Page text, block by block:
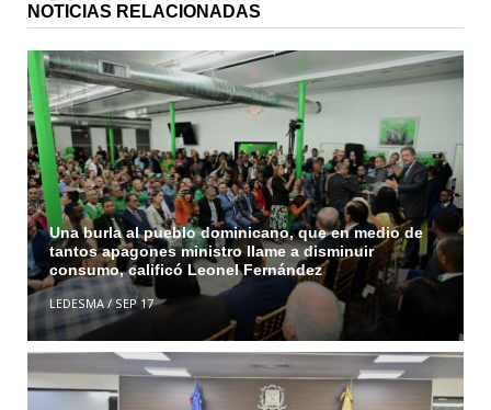
NOTICIAS RELACIONADAS
Una burla al pueblo dominicano, que en medio de
tantos apagones ministro llame a disminuir
consumo, calificó Leonel Fernández
LEDESMA/SEP 17